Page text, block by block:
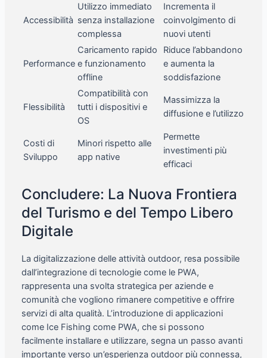
Accessibilità
Utilizzo immediato
senza installazione
complessa
Incrementa il
coinvolgimento di
nuovi utenti
Performance
Caricamento rapido
e funzionamento
offline
Riduce l’abbandono
e aumenta la
soddisfazione
Flessibilità
Compatibilità con
tutti i dispositivi e
OS
Massimizza la
diffusione e l’utilizzo
Costi di
Sviluppo
Minori rispetto alle
app native
Permette
investimenti più
efficaci
Concludere: La Nuova Frontiera
del Turismo e del Tempo Libero
Digitale
La digitalizzazione delle attività outdoor, resa possibile
dall’integrazione di tecnologie come le PWA,
rappresenta una svolta strategica per aziende e
comunità che vogliono rimanere competitive e offrire
servizi di alta qualità. L’introduzione di applicazioni
come Ice Fishing come PWA, che si possono
facilmente installare e utilizzare, segna un passo avanti
importante verso un’esperienza outdoor più connessa,